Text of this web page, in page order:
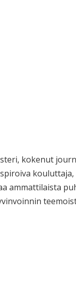
kokenut
ammattilaista